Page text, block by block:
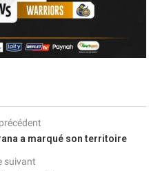
a marqué son territoire
suivant